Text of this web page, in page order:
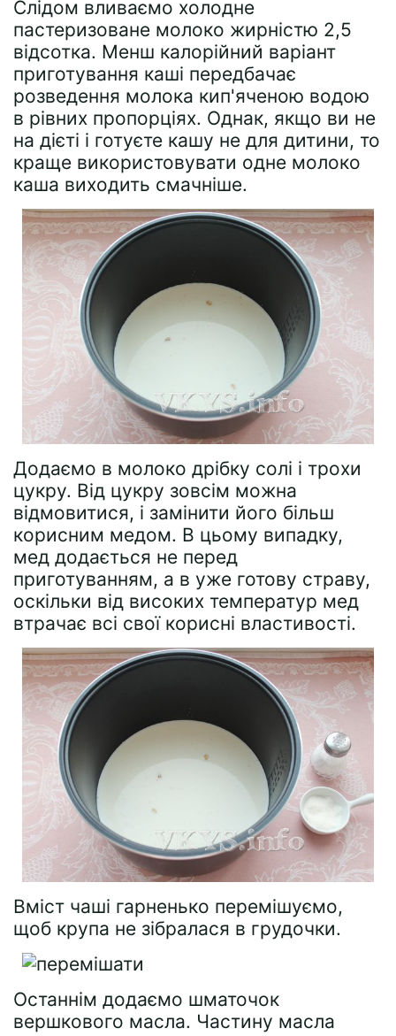
Слідом вливаємо холодне
пастеризоване молоко жирністю 2,5
відсотка. Менш калорійний варіант
приготування каші передбачає
розведення молока кип'яченою водою
в рівних пропорціях. Однак, якщо ви не
на дієті і готуєте кашу не для дитини, то
краще використовувати одне молоко
каша виходить смачніше.
Додаємо в молоко дрібку солі і трохи
цукру. Від цукру зовсім можна
відмовитися, і замінити його більш
корисним медом. В цьому випадку,
мед додається не перед
приготуванням, а в уже готову страву,
оскільки від високих температур мед
втрачає всі свої корисні властивості.
Вміст чаші гарненько перемішуємо,
щоб крупа не зібралася в грудочки.
Останнім додаємо шматочок
вершкового масла. Частину масла